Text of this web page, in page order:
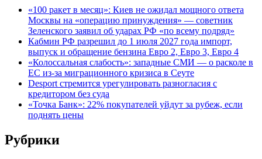
«100 ракет в месяц»: Киев не ожидал мощного ответа
Москвы на «операцию принуждения» — советник
Зеленского заявил об ударах РФ «по всему подряд»
Кабмин РФ разрешил до 1 июля 2027 года импорт,
выпуск и обращение бензина Евро 2, Евро 3, Евро 4
«Колоссальная слабость»: западные СМИ — о расколе в
ЕС из-за миграционного кризиса в Сеуте
Desport стремится урегулировать разногласия с
кредитором без суда
«Точка Банк»: 22% покупателей уйдут за рубеж, если
поднять цены
Рубрики